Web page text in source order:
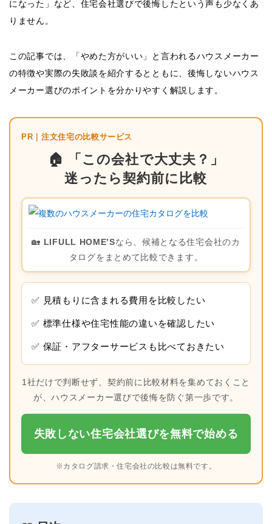
になった」など、住宅会社選びで後悔したという声も少なくあ
りません。
この記事では、「やめた方がいい」と言われるハウスメーカー
の特徴や実際の失敗談を紹介するとともに、後悔しないハウス
メーカー選びのポイントを分かりやすく解説します。
PR｜注文住宅の比較サービス
🏠 「この会社で大丈夫？」
迷ったら契約前に比較
🏡 LIFULL HOME’Sなら、候補となる住宅会社のカ
タログをまとめて比較できます。
✅ 見積もりに含まれる費用を比較したい
✅ 標準仕様や住宅性能の違いを確認したい
✅ 保証・アフターサービスも比べておきたい
1社だけで判断せず、契約前に比較材料を集めておくこと
が、ハウスメーカー選びで後悔を防ぐ第一歩です。
失敗しない住宅会社選びを無料で始める
※カタログ請求・住宅会社の比較は無料です。